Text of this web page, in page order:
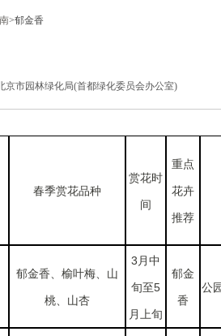
>郁金香
京市园林绿化局(首都绿化委员会办公室)
春季赏花品种
赏花时
间
重点
花卉
推荐
郁金香、榆叶梅、山
桃、山杏
3月中
旬至5
月上旬
郁金
香
公